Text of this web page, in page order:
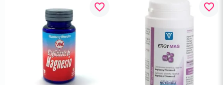
favorite_border favorite_border